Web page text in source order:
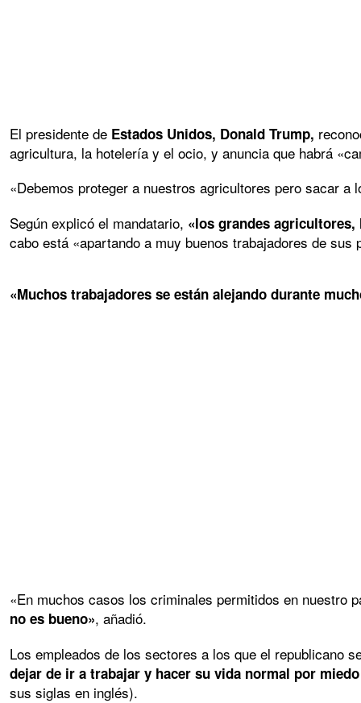
El presidente de Estados Unidos, Donald Trump,
agricultura, la hotelería y el ocio, y anuncia que habrá
«Debemos proteger a nuestros agricultores pero sacar
Según explicó el mandatario, «los grandes
cabo está «apartando a muy buenos trabajadores de sus
«Muchos trabajadores se están alejando durante
«En muchos casos los criminales permitidos en
no es bueno», añadió.
Los empleados de los sectores a los que el republicano
dejar de ir a trabajar y hacer su vida normal por
sus siglas en inglés).